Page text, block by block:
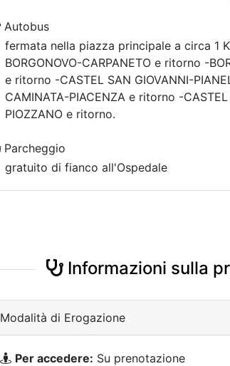
Autobus
fermata nella piazza principale a circa 1
BORGONOVO-CARPANETO e ritorno -
e ritorno -CASTEL SAN GIOVANNI-
CAMINATA-PIACENZA e ritorno -
PIOZZANO e ritorno.
Parcheggio
gratuito di fianco all'Ospedale
Informazioni sulla
Modalità di Erogazione
Per accedere: Su prenotazione